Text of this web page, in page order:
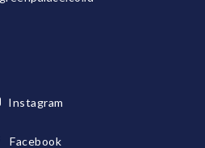
Instagram
Facebook